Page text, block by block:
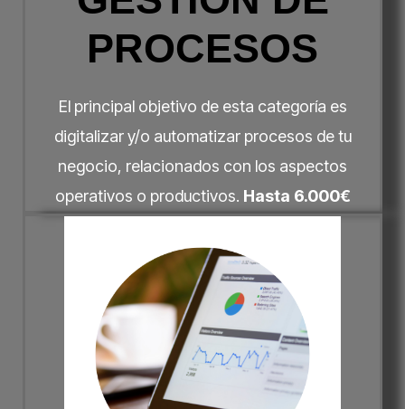
PROCESOS
El principal objetivo de esta categoría es
digitalizar y/o automatizar procesos de tu
negocio, relacionados con los aspectos
operativos o productivos. Hasta 6.000€